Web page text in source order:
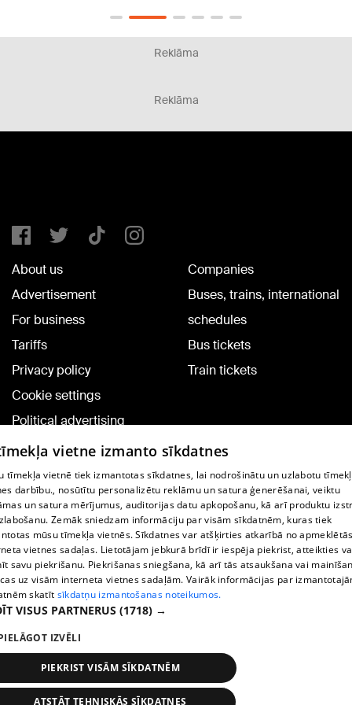
Reklāma
Reklāma
About us
Advertisement
For business
Tariffs
Privacy policy
Cookie settings
Political advertising
Cookie policy
Commenting terms
Companies
Buses, trains, international
schedules
Bus tickets
Train tickets
TV program
Contract rules
360 Ziņu kontakti
Helio Media
Vortal assistance service: e-mail -
All rights reserved.
vietne izmanto sīkdatnes
tīmekļa vietnē tiek izmantotas sīkdatnes, lai nodrošinātu un uzlabotu
darbību., nosūtītu personalizētu reklāmu un satura ģenerēšanai, veiktu
un satura mērījumus, auditorijas datu apkopošanu, kā arī produktu
Zemāk sniedzam informāciju par visām sīkdatnēm, kuras tiek
mūsu tīmekļa vietnēs. Sīkdatnes var atšķirties atkarībā no
vietnes sadaļas. Lietotājam jebkurā brīdī ir iespēja piekrist, atteikties
savu piekrišanu. Piekrišanas sniegšana, kā arī tās atsaukšana vai
uz visām interneta vietnes sadaļām. Vairāk informācijas par
skatīt sīkdatņu izmantošanas noteikumos.
VISUS PARTNERUS (1718) →
IZVĒLI
PIEKRIST VISĀM SĪKDATNĒM
ATSTĀT TEHNISKĀS SĪKDATNES